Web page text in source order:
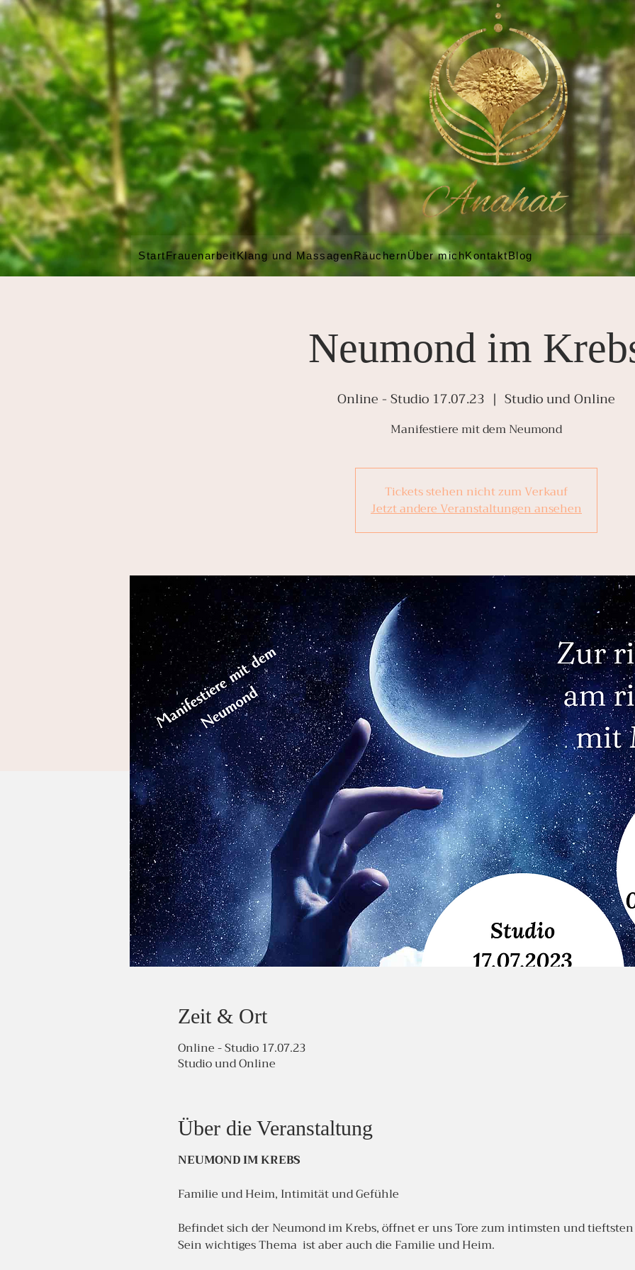
StartFrauenarbeitKlang und MassagenRäuchernÜber michKontaktBlog
Neumond im
Online - Studio 17.07.23
  |
Studio und Online
Manifestiere mit dem Neumond
Tickets stehen nicht zum Verkauf
Jetzt andere Veranstaltungen ansehen
Zeit & Ort
Online - Studio 17.07.23
Studio und Online
Über die Veranstaltung
NEUMOND IM KREBS
Familie und Heim, Intimität und Gefühle
Befindet sich der Neumond im Krebs, öffnet er uns Tore zum intimsten und
Sein wichtiges Thema ist aber auch die Familie und Heim.